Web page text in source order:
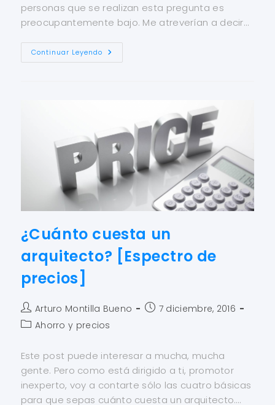
personas que se realizan esta pregunta es
preocupantemente bajo. Me atreverían a decir…
Continuar Leyendo
¿Cuánto cuesta un
arquitecto? [Espectro de
precios]
Arturo Montilla Bueno
7 diciembre, 2016
Ahorro y precios
Este post puede interesar a mucha, mucha
gente. Pero como está dirigido a ti, promotor
inexperto, voy a contarte sólo las cuatro básicas
para que sepas cuánto cuesta un arquitecto.…